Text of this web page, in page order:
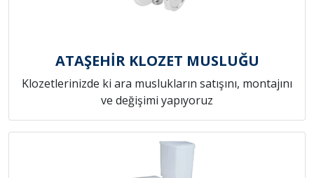
ATAŞEHİR KLOZET MUSLUĞU
Klozetlerinizde ki ara muslukların satışını, montajını
ve değişimi yapıyoruz